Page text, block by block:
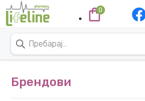
Skip to content
Main Navigation
0
Брендови